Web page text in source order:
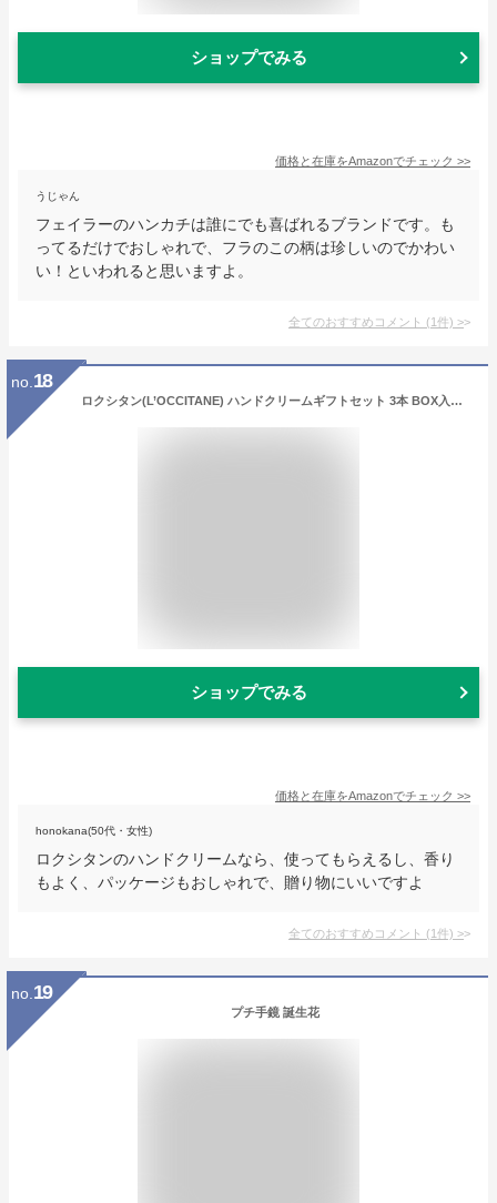
ショップでみる
価格と在庫をAmazonでチェック >>
うじゃん
フェイラーのハンカチは誰にでも喜ばれるブランドです。も
ってるだけでおしゃれで、フラのこの柄は珍しいのでかわい
い！といわれると思いますよ。
全てのおすすめコメント (1件) >
no. 18
ロクシタン(L’OCCITANE) ハンドクリームギフトセット 3本 BOX入り(シア、ローズ、チェリーブロッサム) 誕生日 プレゼント
ショップでみる
価格と在庫をAmazonでチェック >>
honokana(50代・女性)
ロクシタンのハンドクリームなら、使ってもらえるし、香り
もよく、パッケージもおしゃれで、贈り物にいいですよ
全てのおすすめコメント (1件) >
no. 19
プチ手鏡 誕生花